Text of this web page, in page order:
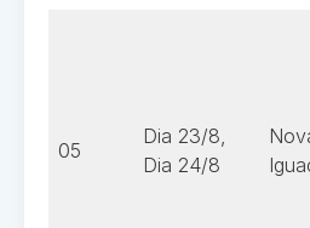
05
Dia 23/8,
Dia 24/8